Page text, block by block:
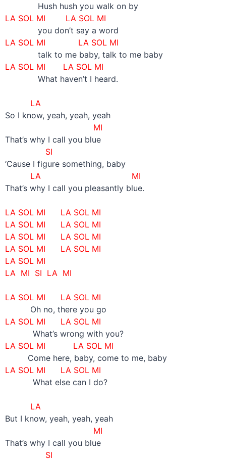
Hush hush you walk on by
LA SOL MI LA SOL MI
you don’t say a word
LA SOL MI LA SOL MI
talk to me baby, talk to me baby
LA SOL MI LA SOL MI
What haven’t I heard.
LA
So I know, yeah, yeah, yeah
MI
That’s why I call you blue
SI
‘Cause I figure something, baby
LA
MI
That’s why I call you pleasantly blue.
LA SOL MI LA SOL MI
LA SOL MI LA SOL MI
LA SOL MI LA SOL MI
LA SOL MI LA SOL MI
LA SOL MI
LA MI SI LA MI
LA SOL MI LA SOL MI
Oh no, there you go
LA SOL MI LA SOL MI
What’s wrong with you?
LA SOL MI LA SOL MI
Come here, baby, come to me, baby
LA SOL MI LA SOL MI
What else can I do?
LA
But I know, yeah, yeah, yeah
MI
That’s why I call you blue
SI